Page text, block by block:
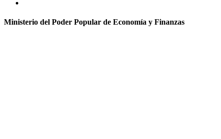
Ministerio del Poder Popular de Economía y Finanzas